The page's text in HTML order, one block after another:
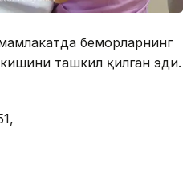
беморларнинг
ташкил қилган эди.